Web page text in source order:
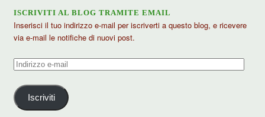
ISCRIVITI AL BLOG TRAMITE EMAIL
Inserisci il tuo indirizzo e-mail per iscriverti a questo blog, e ricevere
via e-mail le notifiche di nuovi post.
Indirizzo
mail
Iscriviti